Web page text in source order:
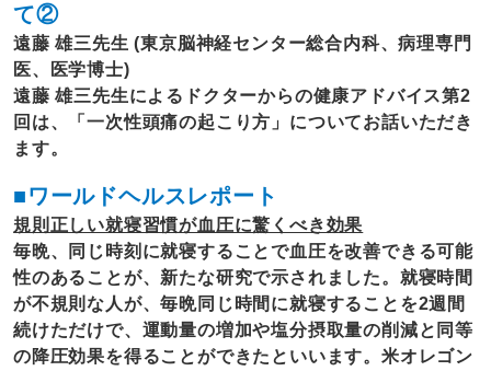
て②
遠藤 雄三先生 (東京脳神経センター総合内科、病理専門
医、医学博士)
遠藤 雄三先生によるドクターからの健康アドバイス第2
回は、「一次性頭痛の起こり方」についてお話いただき
ます。
■ワールドヘルスレポート
規則正しい就寝習慣が血圧に驚くべき効果
毎晩、同じ時刻に就寝することで血圧を改善できる可能
性のあることが、新たな研究で示されました。就寝時間
が不規則な人が、毎晩同じ時間に就寝することを2週間
続けただけで、運動量の増加や塩分摂取量の削減と同等
の降圧効果を得ることができたといいます。米オレゴン